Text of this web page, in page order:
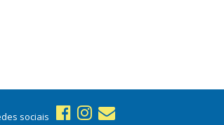
sociais